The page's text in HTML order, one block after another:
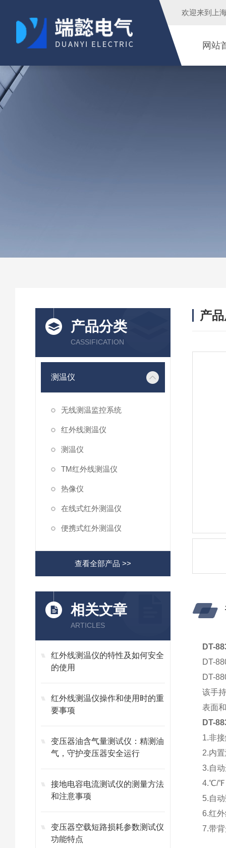
欢迎来到 上
网站
产品分类
CASSIFICATION
测温仪
无线测温监控系统
红外线测温仪
测温仪
TM红外线测温仪
热像仪
在线式红外测温仪
便携式红外测温仪
查看全部产品 >>
相关文章
ARTICLES
红外线测温仪的特性及如何安全
的使用
红外线测温仪操作和使用时的重
要事项
变压器油含气量测试仪：精测油
气，守护变压器安全运行
接地电容电流测试仪的测量方法
和注意事项
变压器空载短路损耗参数测试仪
功能特点
产
DT-
DT-
DT-
该手
表面
DT-
1.非
2.内
3.自
4.℃/℉
5.自
6.红
7.带